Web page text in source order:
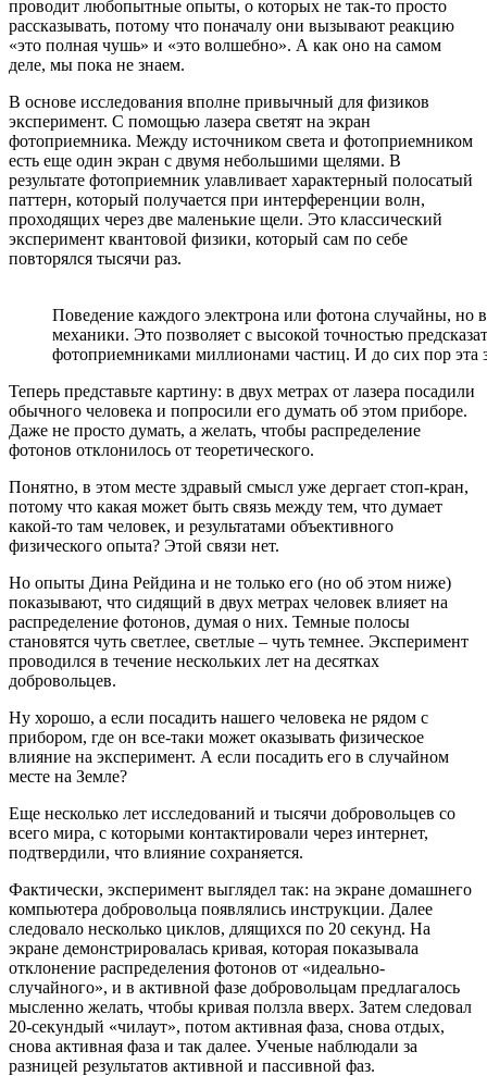
проводит любопытные опыты, о которых не так-то просто
рассказывать, потому что поначалу они вызывают реакцию
«это полная чушь» и «это волшебно». А как оно на самом
деле, мы пока не знаем.
В основе исследования вполне привычный для физиков
эксперимент. С помощью лазера светят на экран
фотоприемника. Между источником света и фотоприемником
есть еще один экран с двумя небольшими щелями. В
результате фотоприемник улавливает характерный полосатый
паттерн, который получается при интерференции волн,
проходящих через две маленькие щели. Это классический
эксперимент квантовой физики, который сам по себе
повторялся тысячи раз.
Поведение каждого электрона или фотона случайны, но
механики. Это позволяет с высокой точностью
фотоприемниками миллионами частиц. И до сих пор эта
Теперь представьте картину: в двух метрах от лазера посадили
обычного человека и попросили его думать об этом приборе.
Даже не просто думать, а желать, чтобы распределение
фотонов отклонилось от теоретического.
Понятно, в этом месте здравый смысл уже дергает стоп-кран,
потому что какая может быть связь между тем, что думает
какой-то там человек, и результатами объективного
физического опыта? Этой связи нет.
Но опыты Дина Рейдина и не только его (но об этом ниже)
показывают, что сидящий в двух метрах человек влияет на
распределение фотонов, думая о них. Темные полосы
становятся чуть светлее, светлые – чуть темнее. Эксперимент
проводился в течение нескольких лет на десятках
добровольцев.
Ну хорошо, а если посадить нашего человека не рядом с
прибором, где он все-таки может оказывать физическое
влияние на эксперимент. А если посадить его в случайном
месте на Земле?
Еще несколько лет исследований и тысячи добровольцев со
всего мира, с которыми контактировали через интернет,
подтвердили, что влияние сохраняется.
Фактически, эксперимент выглядел так: на экране домашнего
компьютера добровольца появлялись инструкции. Далее
следовало несколько циклов, длящихся по 20 секунд. На
экране демонстрировалась кривая, которая показывала
отклонение распределения фотонов от «идеально-
случайного», и в активной фазе добровольцам предлагалось
мысленно желать, чтобы кривая ползла вверх. Затем следовал
20-секундый «чилаут», потом активная фаза, снова отдых,
снова активная фаза и так далее. Ученые наблюдали за
разницей результатов активной и пассивной фаз.